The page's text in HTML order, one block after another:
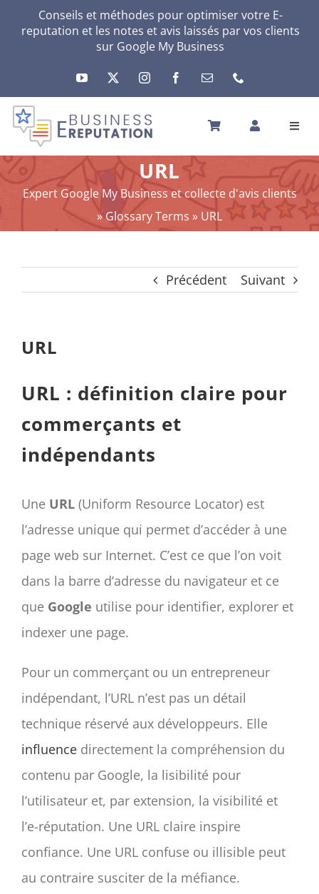
Conseils et méthodes pour optimiser votre E-
reputation et les notes et avis laissés par vos clients
sur Google My Business
ACCUEIL
VOTRE E-RÉPUTATION
VOTRE ACTIVITÉ
MES SERVICES
Panier
mon compte
Français
URL
Expert Google My Business et collecte d'avis clients
»Glossary Terms » URL
Précédent Suivant
URL
URL : définition claire pour
commerçants et
indépendants
Une URL(Uniform Resource Locator) est
l’adresse unique qui permet d’accéder à une
page web sur Internet. C’est ce que l’on voit
dans la barre d’adresse du navigateur et ce
que Google utilise pour identifier, explorer et
indexer une page.
Pour un commerçant ou un entrepreneur
indépendant, l’URL n’est pas un détail
technique réservé aux développeurs. Elle
influencedirectement la compréhension du
contenu par Google, la lisibilité pour
l’utilisateur et, par extension, la visibilité et
l’e-réputation. Une URL claire inspire
confiance. Une URL confuse ou illisible peut
au contraire susciter de la méfiance.